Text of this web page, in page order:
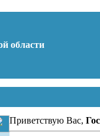
области
Приветствую Вас,